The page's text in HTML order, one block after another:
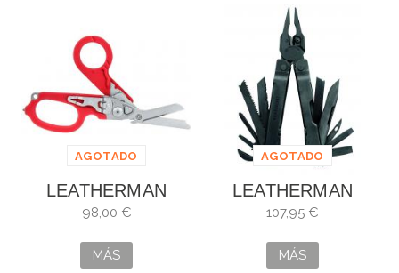
AGOTADO
LEATHERMAN
RAPTOR COLOR
98,00 €
MÁS
AGOTADO
LEATHERMAN
SUPER TOOL 300
107,95 €
MÁS